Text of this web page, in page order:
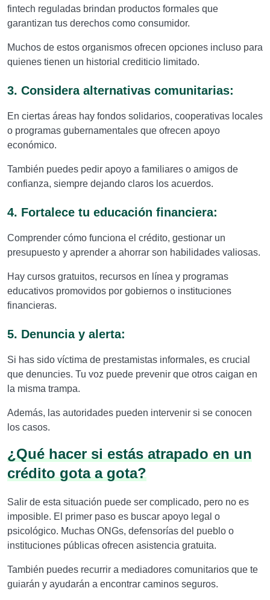
fintech reguladas brindan productos formales que
garantizan tus derechos como consumidor.
Muchos de estos organismos ofrecen opciones incluso para
quienes tienen un historial crediticio limitado.
3. Considera alternativas comunitarias:
En ciertas áreas hay fondos solidarios, cooperativas locales
o programas gubernamentales que ofrecen apoyo
económico.
También puedes pedir apoyo a familiares o amigos de
confianza, siempre dejando claros los acuerdos.
4. Fortalece tu educación financiera:
Comprender cómo funciona el crédito, gestionar un
presupuesto y aprender a ahorrar son habilidades valiosas.
Hay cursos gratuitos, recursos en línea y programas
educativos promovidos por gobiernos o instituciones
financieras.
5. Denuncia y alerta:
Si has sido víctima de prestamistas informales, es crucial
que denuncies. Tu voz puede prevenir que otros caigan en
la misma trampa.
Además, las autoridades pueden intervenir si se conocen
los casos.
¿Qué hacer si estás atrapado en un
crédito gota a gota?
Salir de esta situación puede ser complicado, pero no es
imposible. El primer paso es buscar apoyo legal o
psicológico. Muchas ONGs, defensorías del pueblo o
instituciones públicas ofrecen asistencia gratuita.
También puedes recurrir a mediadores comunitarios que te
guiarán y ayudarán a encontrar caminos seguros.